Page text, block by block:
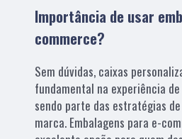
Importância de usar
commerce?
Sem dúvidas, caixas
fundamental na experiência
sendo parte das estratégias
marca. Embalagens para e-